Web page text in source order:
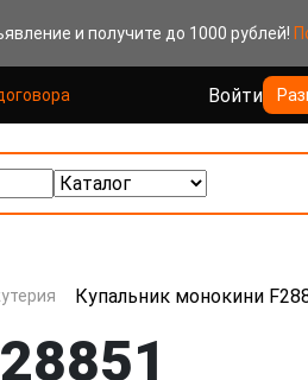
и получите до 1000 рублей!
Войти
Купальник монокини